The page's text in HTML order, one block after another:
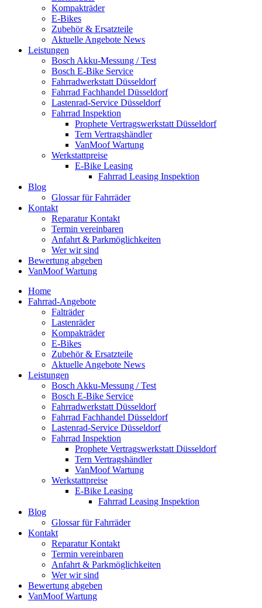
Kompakträder
E-Bikes
Zubehör & Ersatzteile
Aktuelle Angebote News
Leistungen
Bosch Akku-Messung / Test
Bosch E-Bike Service
Fahrradwerkstatt Düsseldorf
Fahrrad Fachhandel Düsseldorf
Lastenrad-Service Düsseldorf
Fahrrad Inspektion
Prophete Vertragswerkstatt Düsseldorf
Tern Vertragshändler
VanMoof Wartung
Werkstattpreise
E-Bike Leasing
Fahrrad Leasing Inspektion
Blog
Glossar für Fahrräder
Kontakt
Reparatur Kontakt
Termin vereinbaren
Anfahrt & Parkmöglichkeiten
Wer wir sind
Bewertung abgeben
VanMoof Wartung
Home
Fahrrad-Angebote
Falträder
Lastenräder
Kompakträder
E-Bikes
Zubehör & Ersatzteile
Aktuelle Angebote News
Leistungen
Bosch Akku-Messung / Test
Bosch E-Bike Service
Fahrradwerkstatt Düsseldorf
Fahrrad Fachhandel Düsseldorf
Lastenrad-Service Düsseldorf
Fahrrad Inspektion
Prophete Vertragswerkstatt Düsseldorf
Tern Vertragshändler
VanMoof Wartung
Werkstattpreise
E-Bike Leasing
Fahrrad Leasing Inspektion
Blog
Glossar für Fahrräder
Kontakt
Reparatur Kontakt
Termin vereinbaren
Anfahrt & Parkmöglichkeiten
Wer wir sind
Bewertung abgeben
VanMoof Wartung